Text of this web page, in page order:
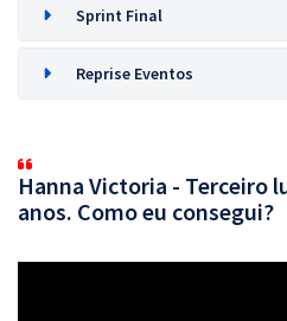
Sprint Final
Reprise Eventos
Hanna Victoria - Terceiro
anos. Como eu consegui?